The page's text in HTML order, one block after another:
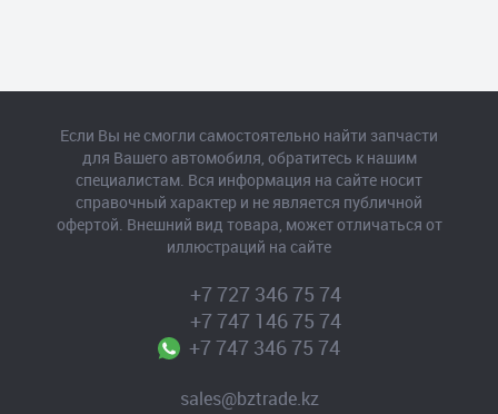
+7 727 346 75 74
+7 747 146 75 74
+7 747 346 75 74
sales@bztrade.kz
Если Вы не смогли самостоятельно найти запчасти
для Вашего автомобиля, обратитесь к нашим
специалистам. Вся информация на сайте носит
справочный характер и не является публичной
офертой. Внешний вид товара, может отличаться от
иллюстраций на сайте